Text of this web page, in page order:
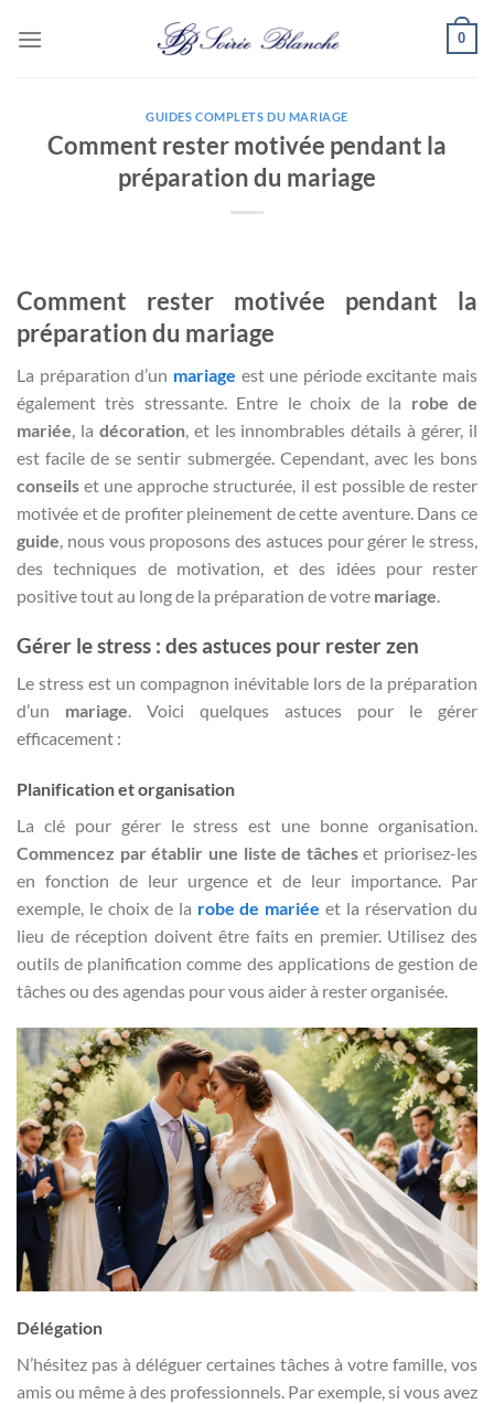
0
GUIDES COMPLETS DU MARIAGE
Comment rester motivée pendant la
préparation du mariage
Comment rester motivée pendant la
préparation du mariage
La préparation d’un mariage est une période excitante mais
également très stressante. Entre le choix de la robe de
mariée , la décoration, et les innombrables détails à gérer, il
est facile de se sentir submergée. Cependant, avec les bons
conseils et une approche structurée, il est possible de rester
motivée et de profiter pleinement de cette aventure. Dans ce
guide , nous vous proposons des astuces pour gérer le stress,
des techniques de motivation, et des idées pour rester
positive tout au long de la préparation de votre mariage
Gérer le stress : des astuces pour rester zen
Le stress est un compagnon inévitable lors de la préparation
d’un mariage. Voici quelques astuces pour le gérer
efficacement :
Planification et organisation
La clé pour gérer le stress est une bonne organisation.
Commencez par établir une liste de tâcheset priorisez-les
en fonction de leur urgence et de leur importance. Par
exemple, le choix de la robe de mariée et la réservation du
lieu de réception doivent être faits en premier. Utilisez des
outils de planification comme des applications de gestion de
tâches ou des agendas pour vous aider à rester organisée.
Délégation
N’hésitez pas à déléguer certaines tâches à votre famille, vos
amis ou même à des professionnels. Par exemple, si vous avez